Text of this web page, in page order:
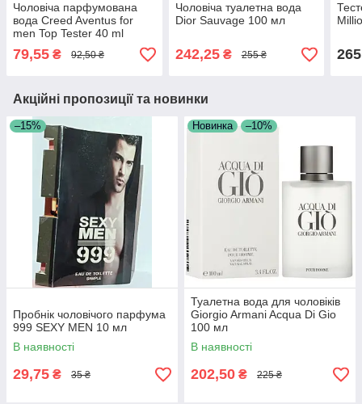
Чоловіча парфумована
вода Creed Aventus for
men Top Tester 40 ml
79,55 ₴ 92,50 ₴
Чоловіча туалетна вода
Dior Sauvage 100 мл
242,25₴ 255 ₴ 265
Акційні пропозиції та новинки
–15%
Пробнік чоловічого парфума
999 SEXY MEN 10 мл
В наявності
29,75 ₴ 35 ₴
Новинка –10%
Туалетна вода для чоловіків
Giorgio Armani Acqua Di Gio
100 мл
В наявності
202,50 ₴ 225 ₴